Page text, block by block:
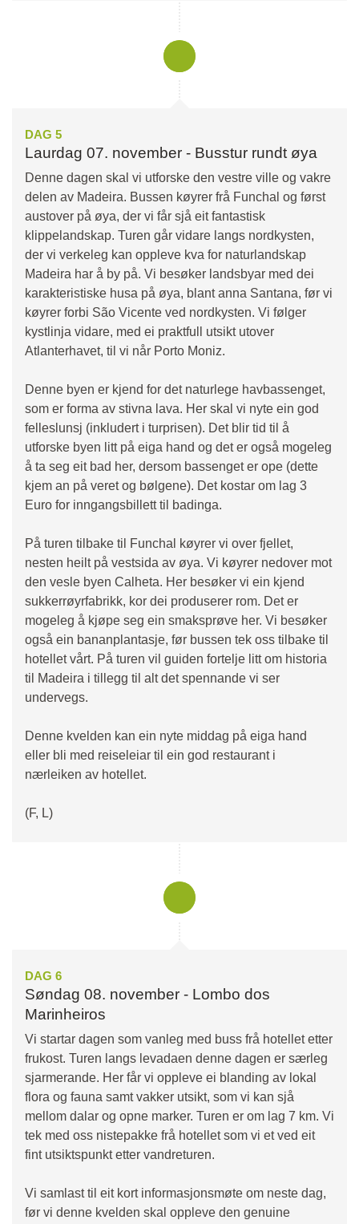
DAG 5
Laurdag 07. november - Busstur rundt øya
Denne dagen skal vi utforske den vestre ville og vakre
delen av Madeira. Bussen køyrer frå Funchal og først
austover på øya, der vi får sjå eit fantastisk
klippelandskap. Turen går vidare langs nordkysten,
der vi verkeleg kan oppleve kva for naturlandskap
Madeira har å by på. Vi besøker landsbyar med dei
karakteristiske husa på øya, blant anna Santana, før vi
køyrer forbi São Vicente ved nordkysten. Vi følger
kystlinja vidare, med ei praktfull utsikt utover
Atlanterhavet, til vi når Porto Moniz.
Denne byen er kjend for det naturlege havbassenget,
som er forma av stivna lava. Her skal vi nyte ein god
felleslunsj (inkludert i turprisen). Det blir tid til å
utforske byen litt på eiga hand og det er også mogeleg
å ta seg eit bad her, dersom bassenget er ope (dette
kjem an på veret og bølgene). Det kostar om lag 3
Euro for inngangsbillett til badinga.
På turen tilbake til Funchal køyrer vi over fjellet,
nesten heilt på vestsida av øya. Vi køyrer nedover mot
den vesle byen Calheta. Her besøker vi ein kjend
sukkerrøyrfabrikk, kor dei produserer rom. Det er
mogeleg å kjøpe seg ein smaksprøve her. Vi besøker
også ein bananplantasje, før bussen tek oss tilbake til
hotellet vårt. På turen vil guiden fortelje litt om historia
til Madeira i tillegg til alt det spennande vi ser
undervegs.
Denne kvelden kan ein nyte middag på eiga hand
eller bli med reiseleiar til ein god restaurant i
nærleiken av hotellet.
(F, L)
DAG 6
Søndag 08. november - Lombo dos
Marinheiros
Vi startar dagen som vanleg med buss frå hotellet etter
frukost. Turen langs levadaen denne dagen er særleg
sjarmerande. Her får vi oppleve ei blanding av lokal
flora og fauna samt vakker utsikt, som vi kan sjå
mellom dalar og opne marker. Turen er om lag 7 km. Vi
tek med oss nistepakke frå hotellet som vi et ved eit
fint utsiktspunkt etter vandreturen.
Vi samlast til eit kort informasjonsmøte om neste dag,
før vi denne kvelden skal oppleve den genuine